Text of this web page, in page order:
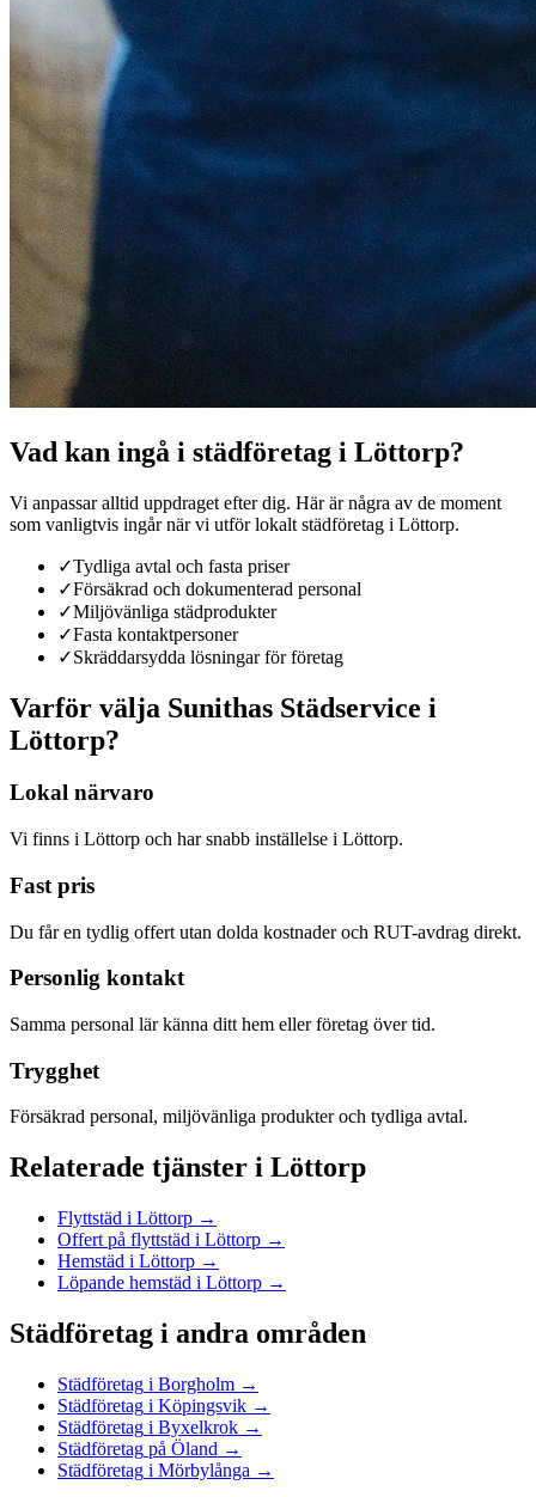
Vad kan ingå i städföretag i Löttorp?
Vi anpassar alltid uppdraget efter dig. Här är några av de moment
som vanligtvis ingår när vi utförlokalt städföretag i Löttorp.
✓Tydliga avtal och fasta priser
✓Försäkrad och dokumenterad personal
✓Miljövänliga städprodukter
✓Fasta kontaktpersoner
✓Skräddarsydda lösningar för företag
Varför välja Sunithas Städservice i
Löttorp?
Lokal närvaro
Vi finns i Löttorp och har snabb inställelse i Löttorp.
Fast pris
Du får en tydlig offert utan dolda kostnader och RUT-avdrag direkt.
Personlig kontakt
Samma personal lär känna ditt hem eller företag över tid.
Trygghet
Försäkrad personal, miljövänliga produkter och tydliga avtal.
Relaterade tjänster i Löttorp
Flyttstäd i Löttorp →
Offert på flyttstäd i Löttorp →
Hemstäd i Löttorp →
Löpande hemstäd i Löttorp →
Städföretag i andra områden
Städföretag i Borgholm →
Städföretag i Köpingsvik →
Städföretag i Byxelkrok →
Städföretag på Öland →
Städföretag i Mörbylånga →